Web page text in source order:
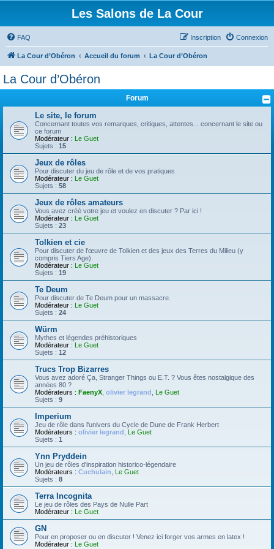
Les Salons de La Cour
FAQ Connexion
Inscription
La Cour d’Obéron Accueil du forum La Cour d’Obéron
La Cour d’Obéron
Forum
Le site, le forum
Concernant toutes vos remarques, critiques, attentes... concernant le site ou
ce forum
Modérateur : Le Guet
Sujets : 15
Jeux de rôles
Pour discuter du jeu de rôle et de vos pratiques
Modérateur : Le Guet
Sujets : 58
Jeux de rôles amateurs
Vous avez créé votre jeu et voulez en discuter ? Par ici !
Modérateur : Le Guet
Sujets : 23
Tolkien et cie
Pour discuter de l'œuvre de Tolkien et des jeux des Terres du Milieu (y
compris Tiers Age).
Modérateur : Le Guet
Sujets : 19
Te Deum
Pour discuter de Te Deum pour un massacre.
Modérateur : Le Guet
Sujets : 24
Würm
Mythes et légendes préhistoriques
Modérateur : Le Guet
Sujets : 12
Trucs Trop Bizarres
Vous avez adoré Ça, Stranger Things ou E.T. ? Vous êtes nostalgique des
années 80 ?
Modérateurs : FaenyX olivier legrand
Le Guet
Sujets : 9
Imperium
Jeu de rôle dans l'univers du Cycle de Dune de Frank Herbert
Modérateurs : olivier legrand
Le Guet
Sujets : 1
Ynn Pryddein
Un jeu de rôles d'inspiration historico-légendaire
Modérateurs : Cuchulain
Le Guet
Sujets : 8
Terra Incognita
Le jeu de rôles des Pays de Nulle Part
Modérateur : Le Guet
GN
Pour en proposer ou en discuter ! Venez ici forger vos armes en latex !
Modérateur : Le Guet